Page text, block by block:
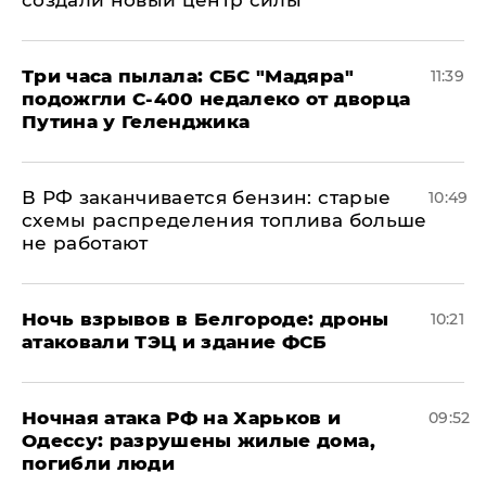
Три часа пылала: СБС "Мадяра"
подожгли С-400 недалеко от дворца
Путина у Геленджика
11:39
​В РФ заканчивается бензин: старые
схемы распределения топлива больше
не работают
10:49
​Ночь взрывов в Белгороде: дроны
атаковали ТЭЦ и здание ФСБ
10:21
​Ночная атака РФ на Харьков и
Одессу: разрушены жилые дома,
погибли люди
09:52